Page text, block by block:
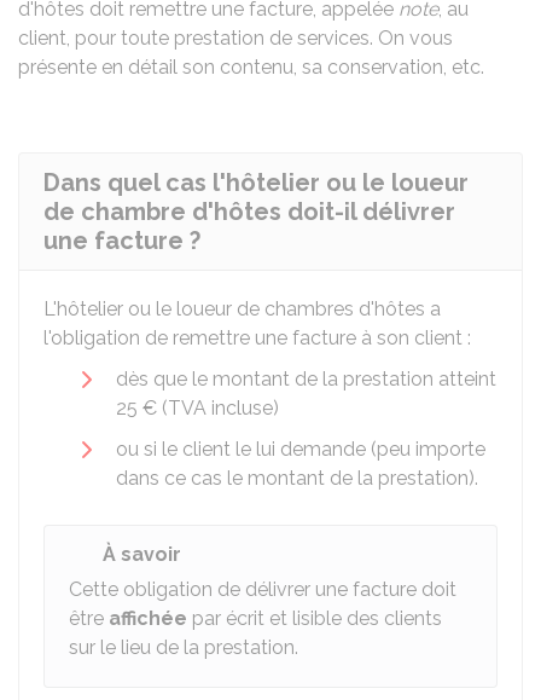
d'hôtes doit remettre une facture, appelée note, au
client, pour toute prestation de services. On vous
présente en détail son contenu, sa conservation, etc.
Dans quel cas l'hôtelier ou le loueur
de chambre d'hôtes doit-il délivrer
une facture ?
L'hôtelier ou le loueur de chambres d'hôtes a
l'obligation de remettre une facture à son client :
dès que le montant de la prestation atteint
25 € (TVA incluse)
ou si le client le lui demande (peu importe
dans ce cas le montant de la prestation).
À savoir
Cette obligation de délivrer une facture doit
être affichée par écrit et lisible des clients
sur le lieu de la prestation.